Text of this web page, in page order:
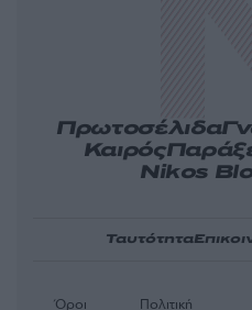
Πρωτοσέλιδα
Καιρός
Nikos
Ταυτότητα
Όροι Πολιτική